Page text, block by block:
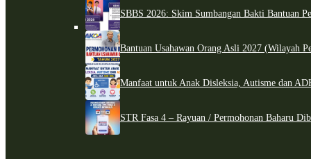
SBBS 2026: Skim Sumbangan Bakti Bantuan
Bantuan Usahawan Orang Asli 2027 (Wilayah
Manfaat untuk Anak Disleksia, Autisme dan
STR Fasa 4 – Rayuan / Permohonan Baharu